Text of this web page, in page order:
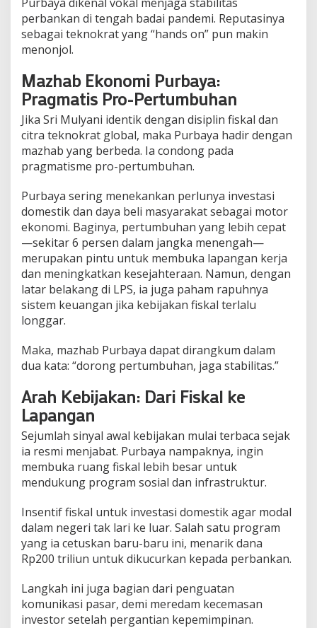
perbankan di tengah badai pandemi. Reputasinya
sebagai teknokrat yang “hands on” pun makin
menonjol.
Mazhab Ekonomi Purbaya:
Pragmatis Pro-Pertumbuhan
Jika Sri Mulyani identik dengan disiplin fiskal dan
citra teknokrat global, maka Purbaya hadir dengan
mazhab yang berbeda. Ia condong pada
pragmatisme pro-pertumbuhan.
Purbaya sering menekankan perlunya investasi
domestik dan daya beli masyarakat sebagai motor
ekonomi. Baginya, pertumbuhan yang lebih cepat
—sekitar 6 persen dalam jangka menengah—
merupakan pintu untuk membuka lapangan kerja
dan meningkatkan kesejahteraan. Namun, dengan
latar belakang di LPS, ia juga paham rapuhnya
sistem keuangan jika kebijakan fiskal terlalu
longgar.
Maka, mazhab Purbaya dapat dirangkum dalam
dua kata: “dorong pertumbuhan, jaga stabilitas.”
Arah Kebijakan: Dari Fiskal ke
Lapangan
Sejumlah sinyal awal kebijakan mulai terbaca sejak
ia resmi menjabat. Purbaya nampaknya, ingin
membuka ruang fiskal lebih besar untuk
mendukung program sosial dan infrastruktur.
Insentif fiskal untuk investasi domestik agar modal
dalam negeri tak lari ke luar. Salah satu program
yang ia cetuskan baru-baru ini, menarik dana
Rp200 triliun untuk dikucurkan kepada perbankan.
Langkah ini juga bagian dari penguatan
komunikasi pasar, demi meredam kecemasan
investor setelah pergantian kepemimpinan.